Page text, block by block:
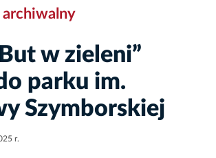
archiwalny
w zieleni”
parku im.
Szymborskiej
r.